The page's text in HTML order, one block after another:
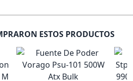
ESTOS PRODUCTOS